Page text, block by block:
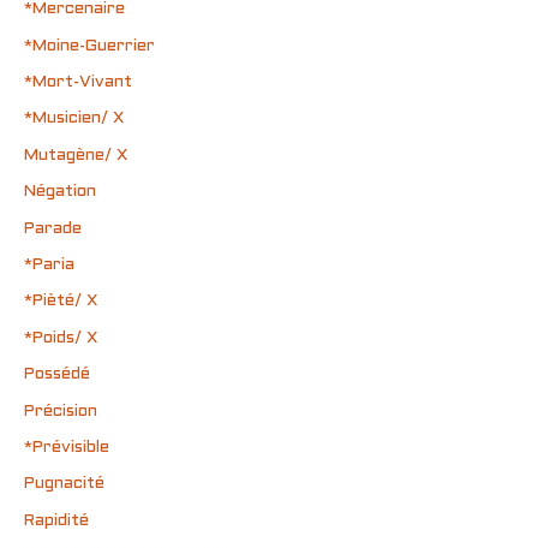
*Mercenaire
*Moine-Guerrier
*Mort-Vivant
*Musicien/ X
Mutagène/ X
Négation
Parade
*Paria
*Pièté/ X
*Poids/ X
Possédé
Précision
*Prévisible
Pugnacité
Rapidité